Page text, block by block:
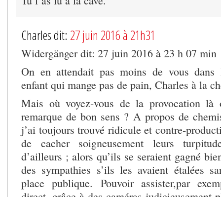
Charles dit: 27 juin 2016 à 21h31
Widergänger dit: 27 juin 2016 à 23 h 07 min
On en attendait pas moins de vous dans
enfant qui mange pas de pain, Charles à la
Mais où voyez-vous de la provocation là
remarque de bon sens ? A propos de
j’ai toujours trouvé ridicule et contre-
de cacher soigneusement leurs
d’ailleurs ; alors qu’ils se seraient gagné
des sympathies s’ils les avaient étalées
place publique. Pouvoir assister,par